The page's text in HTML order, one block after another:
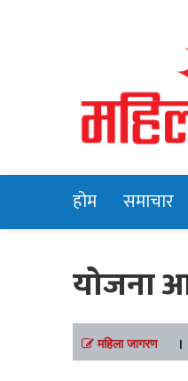
होम समाचार
योजना
महिला जागरण